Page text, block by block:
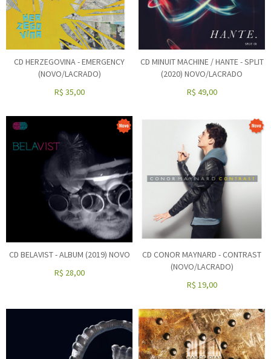
CD HERZEGOVINA - EMERGENCY
(NOVO/LACRADO)
R$ 35,00
CD MINUIT MACHINE / HANTE - SPLIT
(2020) NOVO/LACRADO
R$ 49,00
CD BELAVIST - ALBUM (2019) NOVO
R$ 28,00
CD CONOR MAYNARD - CONTRAST
(NOVO/LACRADO)
R$ 19,00